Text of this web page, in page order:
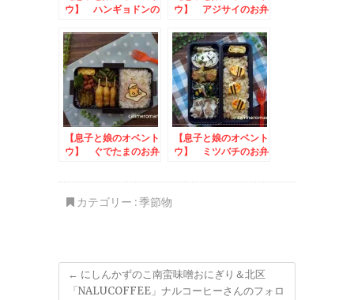
ウ】 ハンギョドンの
ウ】 アジサイのお弁
【息子と娘のオベント
ウ】 ぐでたまのお弁
【息子と娘のオベント
ウ】 ミツバチのお弁
カテゴリー :季節物
← にしんかずのこ南蛮味噌おにぎり＆北区
「NALUCOFFEE」ナルコーヒーさんのフォロ